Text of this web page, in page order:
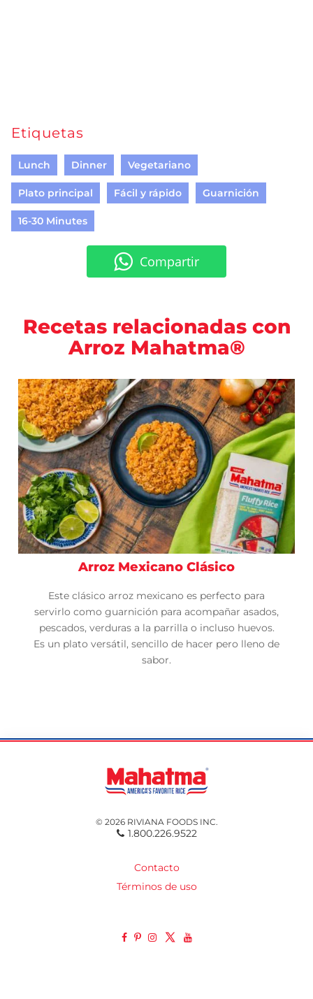
Etiquetas
Lunch Dinner Vegetariano
Plato principal Fácil y rápido Guarnición
16-30 Minutes
Compartir
Recetas relacionadas con
Arroz Mahatma®
Arroz Mexicano Clásico
Este clásico arroz mexicano es perfecto para
servirlo como guarnición para acompañar asados,
pescados, verduras a la parrilla o incluso huevos.
Es un plato versátil, sencillo de hacer pero lleno de
sabor.
© 2026 RIVIANA FOODS INC.
1.800.226.9522
Contacto
Términos de uso